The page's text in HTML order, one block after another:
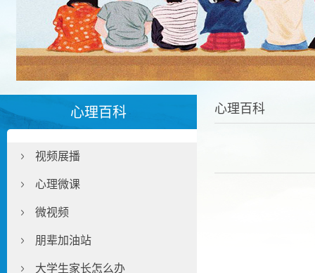
心理百科
视频展播
心理微课
微视频
朋辈加油站
大学生家长怎么办
心理百科